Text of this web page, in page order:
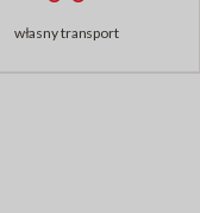
własny transport